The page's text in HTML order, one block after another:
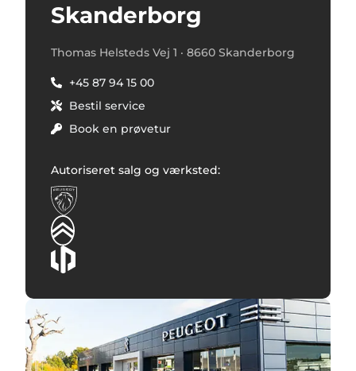
Skanderborg
Thomas Helsteds Vej 1 · 8660 Skanderborg
+45 87 94 15 00
Bestil service
Book en prøvetur
Autoriseret salg og værksted: